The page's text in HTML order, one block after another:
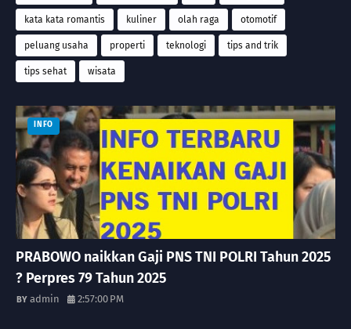
kata kata romantis kuliner olah raga otomotif
peluang usaha properti teknologi tips and trik
tips sehat wisata
INFO
PRABOWO naikkan Gaji PNS TNI POLRI Tahun 2025
? Perpres 79 Tahun 2025
admin 2:57:00 PM